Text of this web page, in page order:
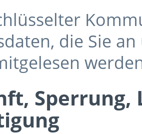
die Sie
Sperrung,